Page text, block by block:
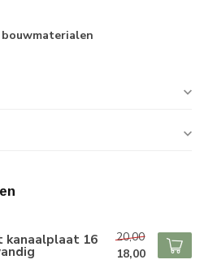
bouwmaterialen
kanaalplaat 16
20,00
18,00